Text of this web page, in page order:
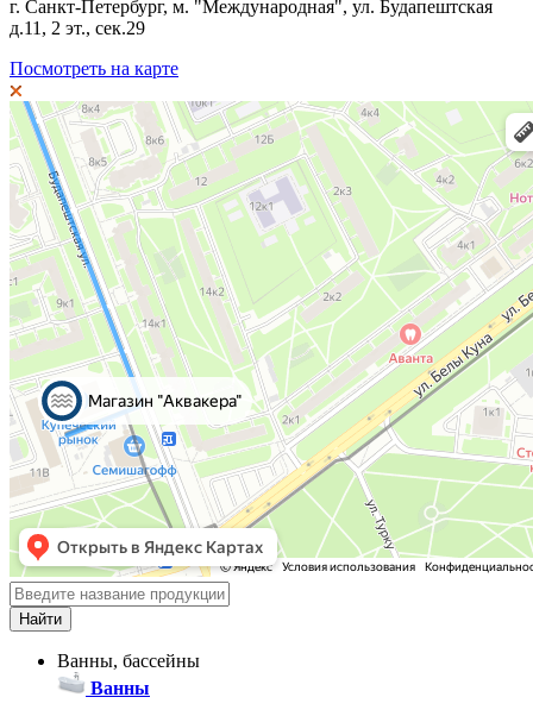
г. Санкт-Петербург, м. "Международная", ул. Будапештская
д.11, 2 эт., сек.29
Посмотреть на карте
Ванны, бассейны
Ванны